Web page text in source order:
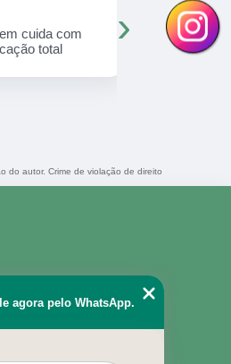
cuida com
total
Marilene
Uma
anos e 4
›
do autor. Crime de violação de direito
agora pelo WhatsApp.